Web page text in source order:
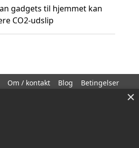
gadgets til hjemmet kan
CO2-udslip
Om / kontakt Blog Betingelser
×